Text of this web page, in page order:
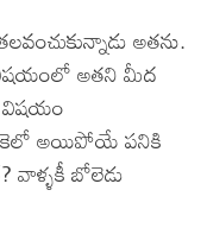
అతను.
విషయంలో అతని మీద
విషయం
అయిపోయే పనికి
వాళ్ళకీ బోలెడు